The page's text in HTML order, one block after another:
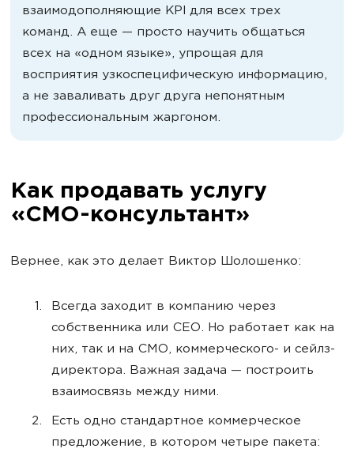
взаимодополняющие KPI для всех трех
команд. А еще — просто научить общаться
всех на «одном языке», упрощая для
восприятия узкоспецифическую информацию,
а не заваливать друг друга непонятным
профессиональным жаргоном.
Как продавать услугу
«СМО-консультант»
Вернее, как это делает Виктор Шолошенко:
Всегда заходит в компанию через
собственника или СЕО. Но работает как на
них, так и на СМО, коммерческого- и сейлз-
директора. Важная задача — построить
взаимосвязь между ними.
Есть одно стандартное коммерческое
предложение, в котором четыре пакета: